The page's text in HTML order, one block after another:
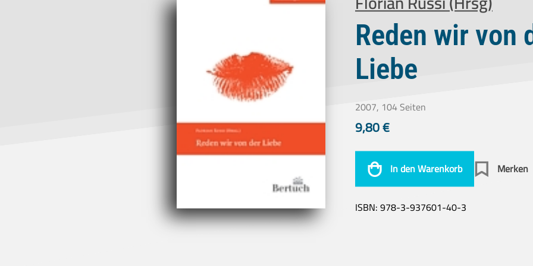
Reden wir von
Liebe
2007, 104 Seiten
9,80€
In den Warenkorb Merken
ISBN:978-3-937601-40-3